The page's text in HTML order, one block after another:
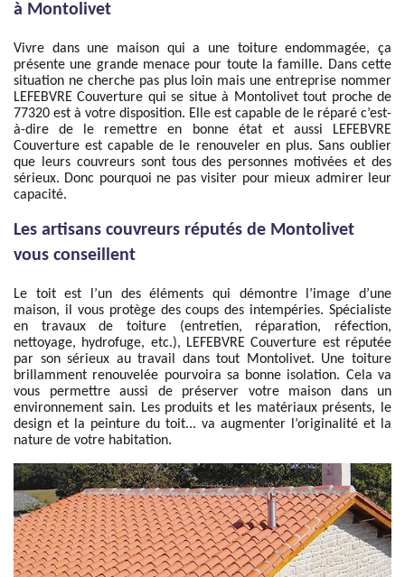
à Montolivet
Vivre dans une maison qui a une toiture endommagée, ça
présente une grande menace pour toute la famille. Dans cette
situation ne cherche pas plus loin mais une entreprise nommer
LEFEBVRE Couverture qui se situe à Montolivet tout proche de
77320 est à votre disposition. Elle est capable de le réparé c’est-
à-dire de le remettre en bonne état et aussi LEFEBVRE
Couverture est capable de le renouveler en plus. Sans oublier
que leurs couvreurs sont tous des personnes motivées et des
sérieux. Donc pourquoi ne pas visiter pour mieux admirer leur
capacité.
Les artisans couvreurs réputés de Montolivet
vous conseillent
Le toit est l’un des éléments qui démontre l’image d’une
maison, il vous protège des coups des intempéries. Spécialiste
en travaux de toiture (entretien, réparation, réfection,
nettoyage, hydrofuge, etc.), LEFEBVRE Couverture est réputée
par son sérieux au travail dans tout Montolivet. Une toiture
brillamment renouvelée pourvoira sa bonne isolation. Cela va
vous permettre aussi de préserver votre maison dans un
environnement sain. Les produits et les matériaux présents, le
design et la peinture du toit... va augmenter l’originalité et la
nature de votre habitation.